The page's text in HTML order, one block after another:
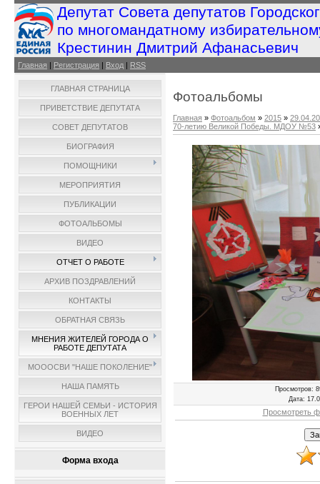
Депутат Совета депутатов
по многомандатному
Крестинин Дмитрий Афанасьевич
Главная | Регистрация | Вход | RSS
ГЛАВНАЯ СТРАНИЦА
ПРИВЕТСТВИЕ ДЕПУТАТА
СОВЕТ ДЕПУТАТОВ
БИОГРАФИЯ
ПОМОЩНИКИ
МЕРОПРИЯТИЯ
ПУБЛИКАЦИИ
ФОТОАЛЬБОМЫ
ВИДЕО
ОТЧЕТ О РАБОТЕ
АРХИВ ПОЗДРАВЛЕНИЙ
КОНТАКТЫ
ОБРАТНАЯ СВЯЗЬ
МНЕНИЯ ЖИТЕЛЕЙ ГОРОДА О
РАБОТЕ ДЕПУТАТА
МОООСВИ "НАШЕ ПОКОЛЕНИЕ"
НАША ПАМЯТЬ
ГЕРОИ НАШЕЙ СЕМЬИ - ИСТОРИЯ
ВОЕННЫХ ЛЕТ
ВИДЕО
Форма входа
Фотоальбомы
Главная » Фотоальбом » 2015 »
70-летию Великой Победы. МДОУ №53
Просмотров:
Дата:
Просмотреть